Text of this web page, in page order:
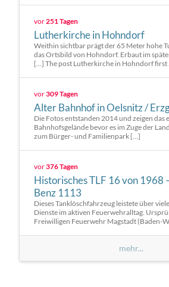
vor251 Tagen
Lutherkirche in Hohndorf
Weithin sichtbar prägt der 65 Meter hohe
das Ortsbild von Hohndorf. Erbaut im
[…] The post Lutherkirche in Hohndorf first
vor309 Tagen
Alter Bahnhof in Oelsnitz /
Die Fotos entstanden 2014 und zeigen das
Bahnhofsgelände bevor es im Zuge der
zum Bürger- und Familienpark […]
vor376 Tagen
Historisches TLF 16 von 1968
Benz 1113
Dieses Tanklöschfahrzeug leistete über
Dienste im aktiven Feuerwehralltag.
Freiwilligen Feuerwehr Magstadt (Baden-
mehr...